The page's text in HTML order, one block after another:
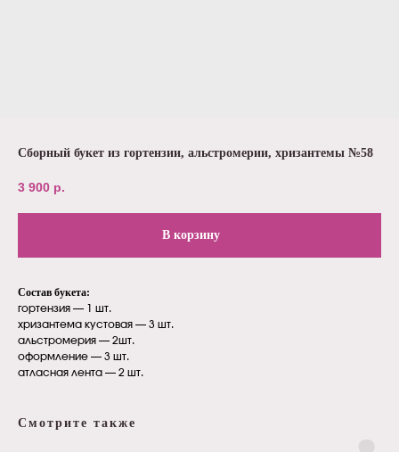
Сборный букет из гортензии, альстромерии, хризантемы №58
3 900 р.
В корзину
Состав букета:
гортензия — 1 шт.
хризантема кустовая — 3 шт.
альстромерия — 2шт.
оформление — 3 шт.
атласная лента — 2 шт.
Смотрите также